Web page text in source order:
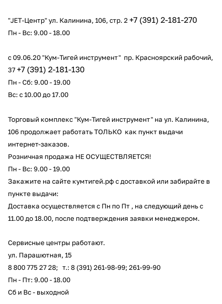
"JET-Центр" ул. Калинина, 106, стр. 2 +7 (391) 2-181-270
Пн - Вс: 9.00 - 18.00
с 09.06.20 "Кум-Тигей инструмент" пр. Красноярский рабочий,
37+7 (391) 2-181-130
Пн - Сб: 9.00 - 19.00
Вс: с 10.00 до 17.00
Торговый комплекс "Кум-Тигей инструмент" на ул. Калинина,
106 продолжает работать ТОЛЬКО как пункт выдачи
интернет-заказов.
Розничная продажа НЕ ОСУЩЕСТВЛЯЕТСЯ!
Пн - Вс: 9.00 - 19.00
Закажите на сайте кумтигей.рф с доставкой или забирайте в
пункте выдачи:
Доставка осуществляется с Пн по Пт , на следующий день с
11.00 до 18.00, после подтверждения заявки менеджером.
Сервисные центры работают.
ул. Парашютная, 15
8 800 775 27 28; т.: 8 (391) 261-98-99; 261-99-90
Пн - Пт: 9.00 - 18.00
Сб и Вс - выходной
выбранный способом
Оставшиеся75% будут
списываться
по25%каждые 2 недели
Подробнее
об оплате Плайтом
раз в 2
8 800 302-02-51
plait.ru